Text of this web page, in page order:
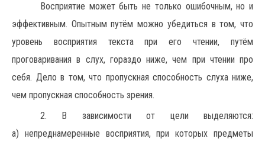
Восприятие может быть не только ошибочным, но и
эффективным. Опытным путём можно убедиться в том, что
уровень восприятия текста при его чтении, путём
проговаривания в слух, гораздо ниже, чем при чтении про
себя. Дело в том, что пропускная способность слуха ниже,
чем пропускная способность зрения.
2. В зависимости от цели выделяются:
а) непреднамеренные восприятия, при которых предметы